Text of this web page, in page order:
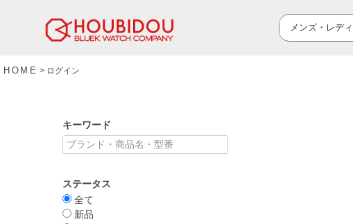
HOME ログイン
キーワード
ステータス
全て
新品